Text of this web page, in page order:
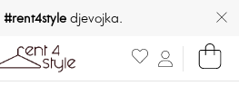
#rent4styledjevojka.